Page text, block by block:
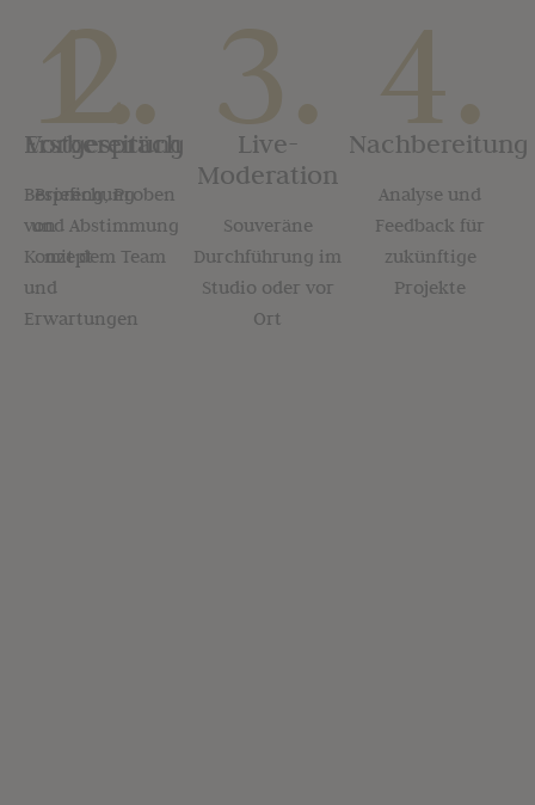
1.
Erstgespräch
Besprechung
von
Konzept
und
Erwartungen
2.
Vorbereitung
Briefing, Proben
und Abstimmung
mit dem Team
3.
Live-
Moderation
Souveräne
Durchführung im
Studio oder vor
Ort
4.
Nachbereitung
Analyse und
Feedback für
zukünftige
Projekte